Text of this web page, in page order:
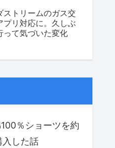
ストリームのガス交
プリ対応に。久しぶ
って気づいた変化
％ショーツを約
入した話